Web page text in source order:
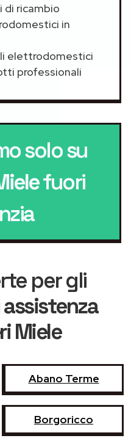
di ricambio
in
elettrodomestici
professionali
solo su
fuori
per gli
assistenza
Miele
Abano Terme
Borgoricco